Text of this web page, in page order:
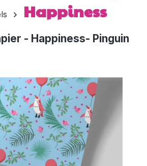
Happiness
- Happiness- Pinguin